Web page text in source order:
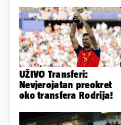
UŽIVO Transferi:
Nevjerojatan preokret
oko transfera Rodrija!